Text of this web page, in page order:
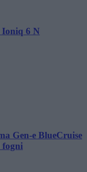
6 N
Gen-e BlueCruise
fogni